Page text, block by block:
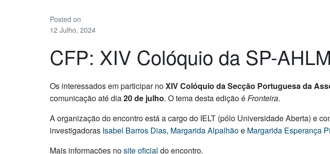
Posted on
12 Julho, 2024
CFP: XIV Colóquio da SP-AHLM
Os interessados em participar noXIV Colóquio da Secção Portuguesa da
comunicação até dia20 de julho. O tema desta edição éFronteira.
A organização do encontro está a cargo do IELT (pólo Universidade Aberta) e
investigadoras Isabel Barros Dias, Margarida Alpalhãoe Margarida Esperança
Mais informações nosite oficial do encontro.